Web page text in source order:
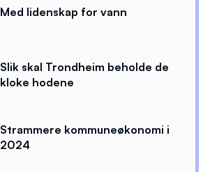
Med lidenskap for vann
Slik skal Trondheim beholde de
kloke hodene
Strammere kommuneøkonomi i
2024